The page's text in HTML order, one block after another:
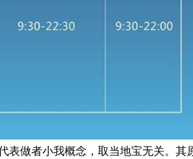
表做者小我概念，取当地宝无关。